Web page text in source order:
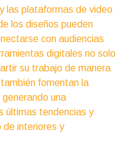
las plataformas de video
los diseños pueden
con audiencias
digitales no solo
su trabajo de manera
fomentan la
una
últimas tendencias y
de interiores y